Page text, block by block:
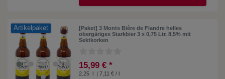
Artikelpaket
[Paket] 3 Monts Bière de Flandre helles
obergäriges Starkbier 3 x 0,75 Ltr. 8,5% mit
Sektkorken
15,99 € *
2.25 l | 7,11 € / l